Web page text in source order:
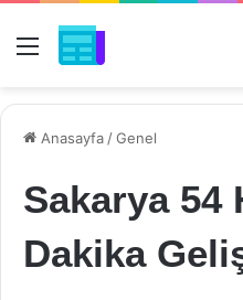
Menü
Anasayfa /Genel
Sakarya 54
Dakika